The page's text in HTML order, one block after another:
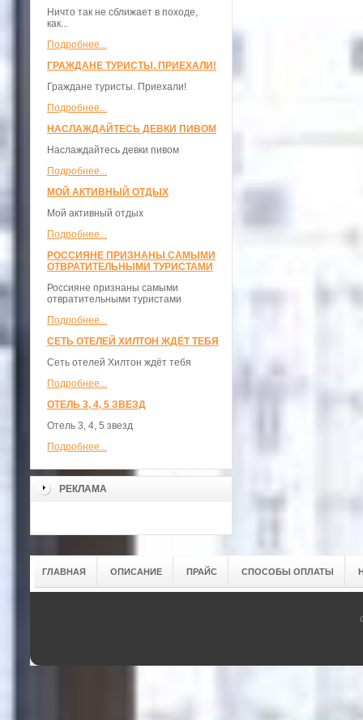
Ничто так не сближает в походе,
как...
Подробнее...
ГРАЖДАНЕ ТУРИСТЫ. ПРИЕХАЛИ!
Граждане туристы. Приехали!
Подробнее...
НАСЛАЖДАЙТЕСЬ ДЕВКИ ПИВОМ
Наслаждайтесь девки пивом
Подробнее...
МОЙ АКТИВНЫЙ ОТДЫХ
Мой активный отдых
Подробнее...
РОССИЯНЕ ПРИЗНАНЫ САМЫМИ
ОТВРАТИТЕЛЬНЫМИ ТУРИСТАМИ
Россияне признаны самыми
отвратительными туристами
Подробнее...
СЕТЬ ОТЕЛЕЙ ХИЛТОН ЖДЁТ ТЕБЯ
Сеть отелей Хилтон ждёт тебя
Подробнее...
ОТЕЛЬ 3, 4, 5 ЗВЕЗД
Отель 3, 4, 5 звезд
Подробнее...
РЕКЛАМА
ГЛАВНАЯ ОПИСАНИЕ ПРАЙС СПОСОБЫ ОПЛАТЫ